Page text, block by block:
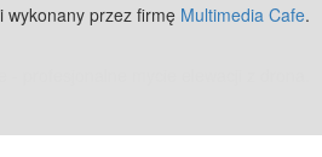
wykonany przez firmę Multimedia Cafe.